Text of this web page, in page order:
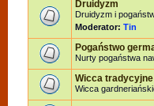
Druidyzm
Druidyzm i
Moderator: Tin
Pogaństwo
Nurty pogaństwa
Wicca tradycyjne
Wicca